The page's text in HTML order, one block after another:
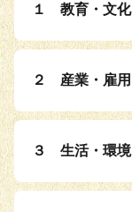
１ 教育・文化
２ 産業・雇用
３ 生活・環境